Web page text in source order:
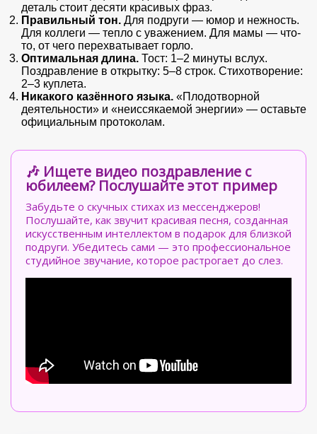
деталь стоит десяти красивых фраз.
Правильный тон. Для подруги — юмор и нежность.
Для коллеги — тепло с уважением. Для мамы — что-
то, от чего перехватывает горло.
Оптимальная длина. Тост: 1–2 минуты вслух.
Поздравление в открытку: 5–8 строк. Стихотворение:
2–3 куплета.
Никакого казённого языка. «Плодотворной
деятельности» и «неиссякаемой энергии» — оставьте
официальным протоколам.
🎶 Ищете видео поздравление с
юбилеем? Послушайте этот пример
Забудьте о скучных стихах из мессенджеров!
Послушайте, как звучит красивая песня, созданная
искусственным интеллектом в подарок для близкой
подруги. Убедитесь сами — это профессиональное
студийное звучание, которое растрогает до слез.